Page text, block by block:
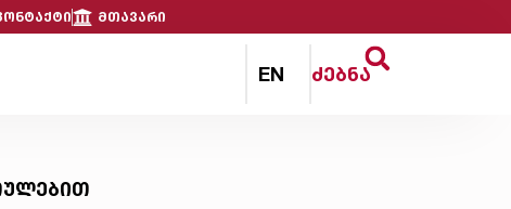
მთავარი
EN ძებნა